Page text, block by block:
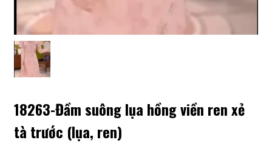
18263-Đầm suông lụa hồng viền ren xẻ
tà trước (lụa, ren)